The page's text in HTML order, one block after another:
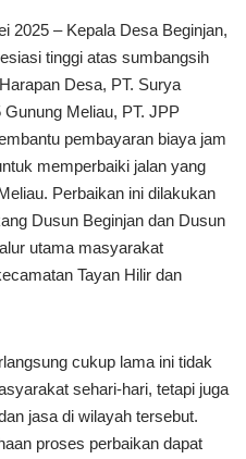
2025 – Kepala Desa Beginjan,
tinggi atas sumbangsih
Desa, PT. Surya
Meliau, PT. JPP
pembayaran biaya jam
memperbaiki jalan yang
Perbaikan ini dilakukan
Dusun Beginjan dan Dusun
utama masyarakat
Tayan Hilir dan
cukup lama ini tidak
sehari-hari, tetapi juga
jasa di wilayah tersebut.
proses perbaikan dapat